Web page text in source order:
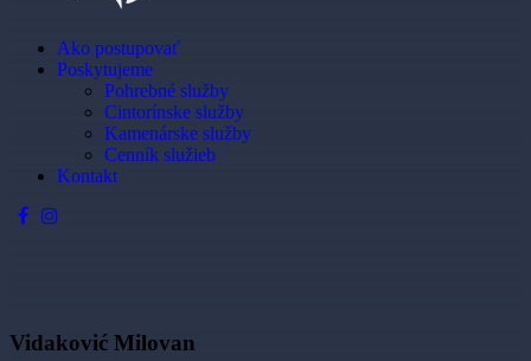
Ako postupovať
Poskytujeme
Pohrebné služby
Cintorínske služby
Kamenárske služby
Cenník služieb
Kontakt
Vidaković Milovan